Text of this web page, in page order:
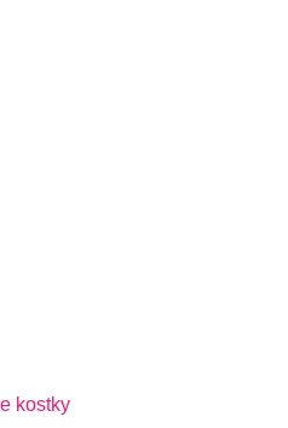
kostky